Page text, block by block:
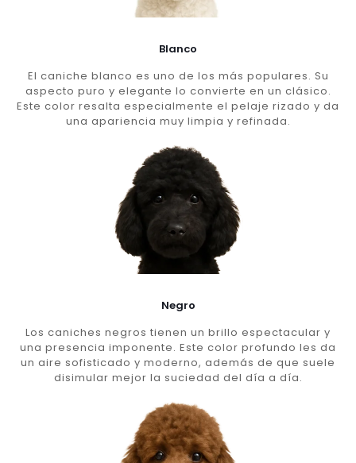
Blanco
El caniche blanco es uno de los más populares. Su
aspecto puro y elegante lo convierte en un clásico.
Este color resalta especialmente el pelaje rizado y da
una apariencia muy limpia y refinada.
Negro
Los caniches negros tienen un brillo espectacular y
una presencia imponente. Este color profundo les da
un aire sofisticado y moderno, además de que suele
disimular mejor la suciedad del día a día.